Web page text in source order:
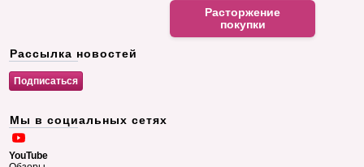
Расторжение
покупки
Рассылка новостей
Мы в социальных сетях
YouTube